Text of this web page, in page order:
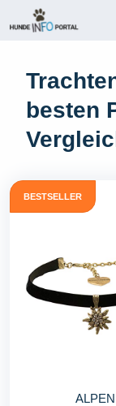
Inhalt
besten
BESTSELLER